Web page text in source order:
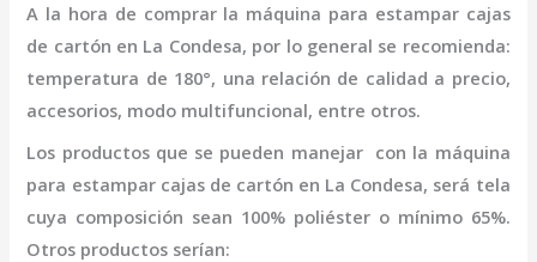
A la hora de comprar la máquina para estampar cajas
de cartón en La Condesa, por lo general se recomienda:
temperatura de 180°, una relación de calidad a precio,
accesorios, modo multifuncional, entre otros.
Los productos que se pueden manejar con la máquina
para estampar cajas de cartón en La Condesa, será tela
cuya composición sean 100% poliéster o mínimo 65%.
Otros productos serían: